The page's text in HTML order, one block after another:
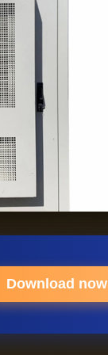
Download now